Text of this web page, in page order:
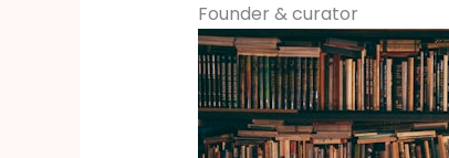
Founder & curator